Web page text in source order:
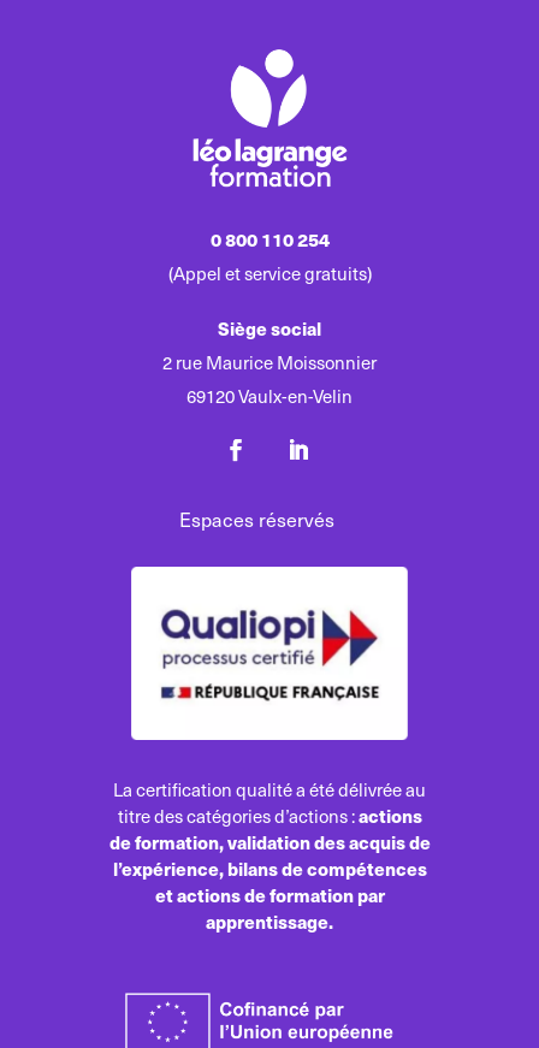
La certification qualité a été délivrée au
titre des catégories d’actions :actions
de formation, validation des acquis de
l’expérience, bilans de compétences
et actions de formation par
apprentissage.
0 800 110 254
(Appel et service gratuits)
Siège social
2 rue Maurice Moissonnier
69120 Vaulx-en-Velin
Espaces réservés